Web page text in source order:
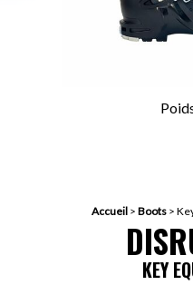
Accueil > Boots >
KEY